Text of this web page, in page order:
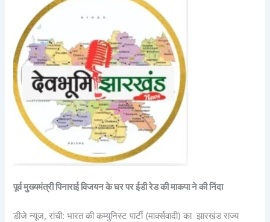
पूर्व मुख्यमंत्री पिनाराई विजयन के घर पर ईडी रेड की माकपा ने की निंदा
डीजे न्यूज, रांची: भारत की कम्युनिस्ट पार्टी (मार्क्सवादी) का झारखंड राज्य